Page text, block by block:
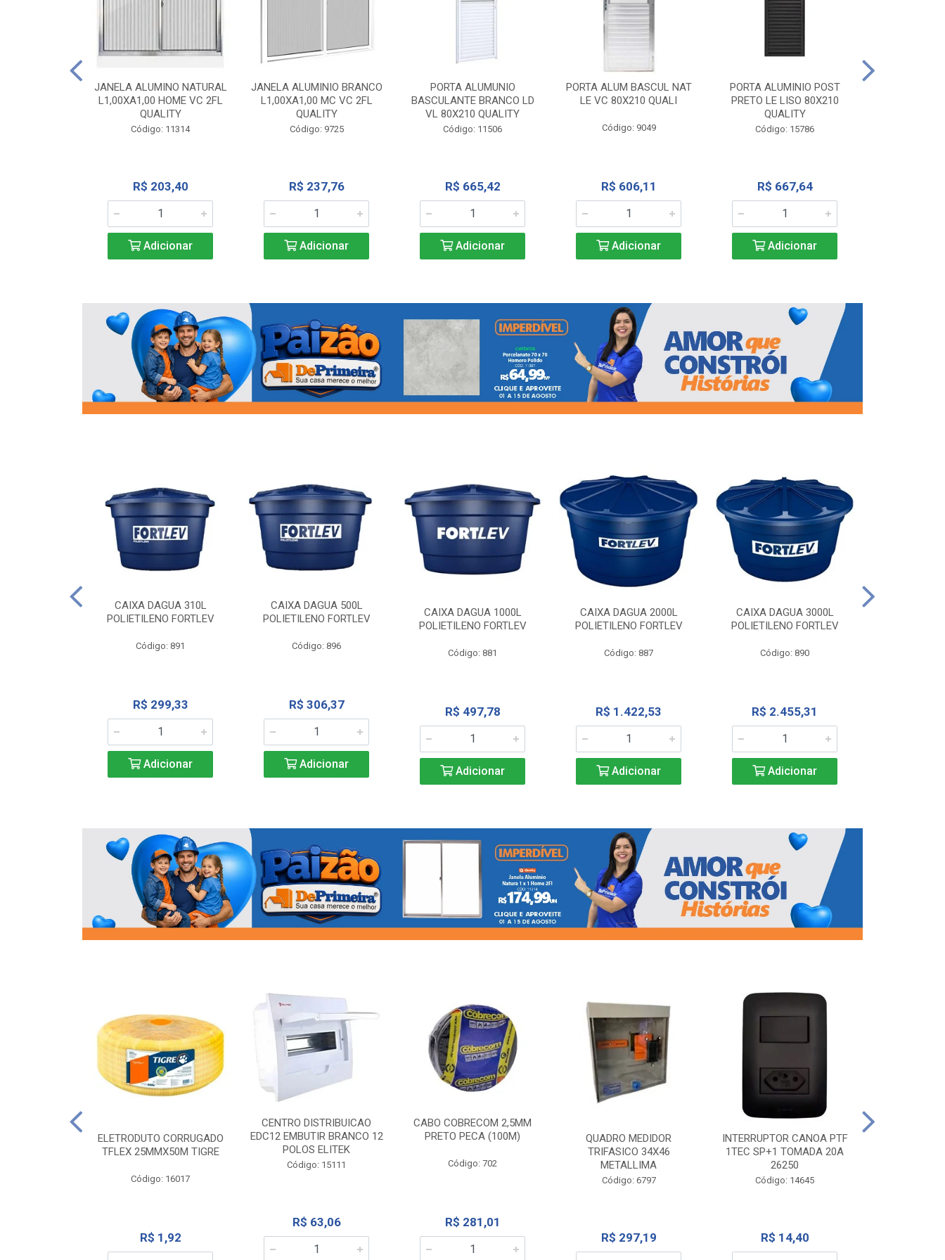
JANELA ALUMINO NATURAL
L1,00XA1,00 HOME VC 2FL
QUALITY
Código: 11314
R$ 203,40
Adicionar
JANELA ALUMINIO BRANCO
L1,00XA1,00 MC VC 2FL
QUALITY
Código: 9725
R$ 237,76
Adicionar
PORTA ALUMUNIO
BASCULANTE BRANCO LD
VL 80X210 QUALITY
Código: 11506
R$ 665,42
Adicionar
PORTA ALUM BASCUL NAT
LE VC 80X210 QUALI
Código: 9049
R$ 606,11
Adicionar
PORTA ALUMINIO POST
PRETO LE LISO 80X210
QUALITY
Código: 15786
R$ 667,64
Adicionar
CAIXA DAGUA 310L
POLIETILENO FORTLEV
Código: 891
R$ 299,33
Adicionar
CAIXA DAGUA 500L
POLIETILENO FORTLEV
Código: 896
R$ 306,37
Adicionar
CAIXA DAGUA 1000L
POLIETILENO FORTLEV
Código: 881
R$ 497,78
Adicionar
CAIXA DAGUA 2000L
POLIETILENO FORTLEV
Código: 887
R$ 1.422,53
Adicionar
CAIXA DAGUA 3000L
POLIETILENO FORTLEV
Código: 890
R$ 2.455,31
Adicionar
ELETRODUTO CORRUGADO
TFLEX 25MMX50M TIGRE
Código: 16017
R$ 1,92
CENTRO DISTRIBUICAO
EDC12 EMBUTIR BRANCO 12
POLOS ELITEK
Código: 15111
R$ 63,06
CABO COBRECOM 2,5MM
PRETO PECA (100M)
Código: 702
R$ 281,01
QUADRO MEDIDOR
TRIFASICO 34X46
METALLIMA
Código: 6797
R$ 297,19
INTERRUPTOR CANOA PTF
1TEC SP+1 TOMADA 20A
26250
Código: 14645
R$ 14,40